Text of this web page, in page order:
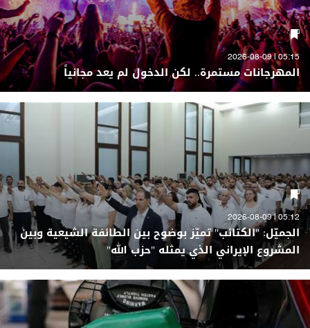
05:15 | 2026-08-09
المهرجانات مستمرة.. لكن الدخول لم يعد مجانياً
05:12 | 2026-08-09
الجميّل: "الكتائب" تميّز بوضوح بين الطائفة الشيعية وبين
المشروع الإيراني الذي يمثله "حزب الله"